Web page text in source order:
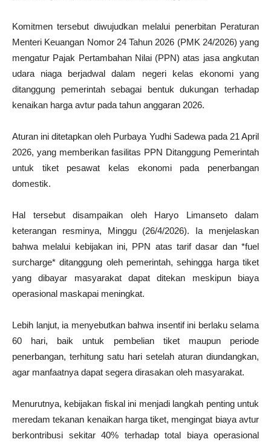
Komitmen tersebut diwujudkan melalui penerbitan Peraturan
Menteri Keuangan Nomor 24 Tahun 2026 (PMK 24/2026) yang
mengatur Pajak Pertambahan Nilai (PPN) atas jasa angkutan
udara niaga berjadwal dalam negeri kelas ekonomi yang
ditanggung pemerintah sebagai bentuk dukungan terhadap
kenaikan harga avtur pada tahun anggaran 2026.
Aturan ini ditetapkan oleh Purbaya Yudhi Sadewa pada 21 April
2026, yang memberikan fasilitas PPN Ditanggung Pemerintah
untuk tiket pesawat kelas ekonomi pada penerbangan
domestik.
Hal tersebut disampaikan oleh Haryo Limanseto dalam
keterangan resminya, Minggu (26/4/2026). Ia menjelaskan
bahwa melalui kebijakan ini, PPN atas tarif dasar dan *fuel
surcharge* ditanggung oleh pemerintah, sehingga harga tiket
yang dibayar masyarakat dapat ditekan meskipun biaya
operasional maskapai meningkat.
Lebih lanjut, ia menyebutkan bahwa insentif ini berlaku selama
60 hari, baik untuk pembelian tiket maupun periode
penerbangan, terhitung satu hari setelah aturan diundangkan,
agar manfaatnya dapat segera dirasakan oleh masyarakat.
Menurutnya, kebijakan fiskal ini menjadi langkah penting untuk
meredam tekanan kenaikan harga tiket, mengingat biaya avtur
berkontribusi sekitar 40% terhadap total biaya operasional